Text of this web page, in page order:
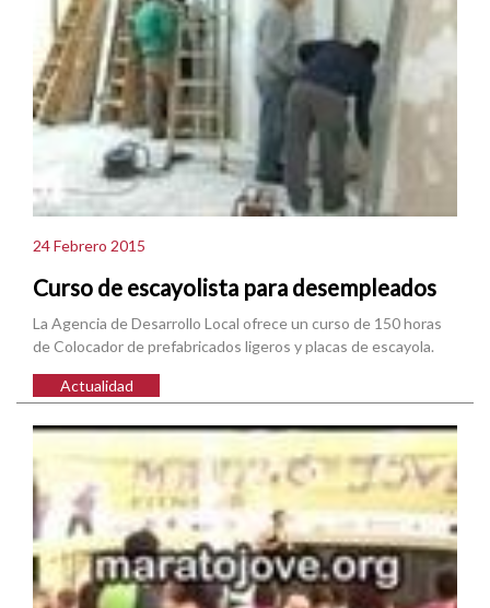
24 Febrero 2015
Curso de escayolista para desempleados
La Agencia de Desarrollo Local ofrece un curso de 150 horas
de Colocador de prefabricados ligeros y placas de escayola.
Actualidad